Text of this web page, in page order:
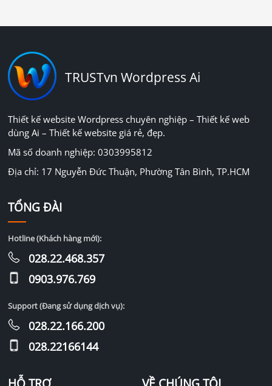
TRUSTvn Wordpress Ai
Thiết kế website Wordpress chuyên nghiệp – Thiết kế web
dùng Ai – Thiết kế website giá rẻ, đẹp.
Mã số doanh nghiệp: 0303995812
Địa chỉ: 17 Nguyễn Đức Thuận, Phường Tân Bình, TP.HCM
TỔNG ĐÀI
Hotline (Khách hàng mới):
028.22.468.357
0903.976.769
Support (Đang sử dụng dịch vụ):
028.22.166.200
028.22166144